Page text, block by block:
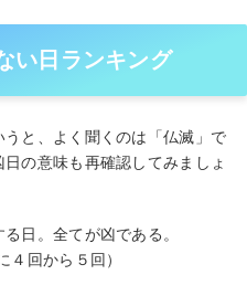
い日ランキング
と、よく聞くのは「仏滅」で
の意味も再確認してみましょ
日。全てが凶である。
回から５回）